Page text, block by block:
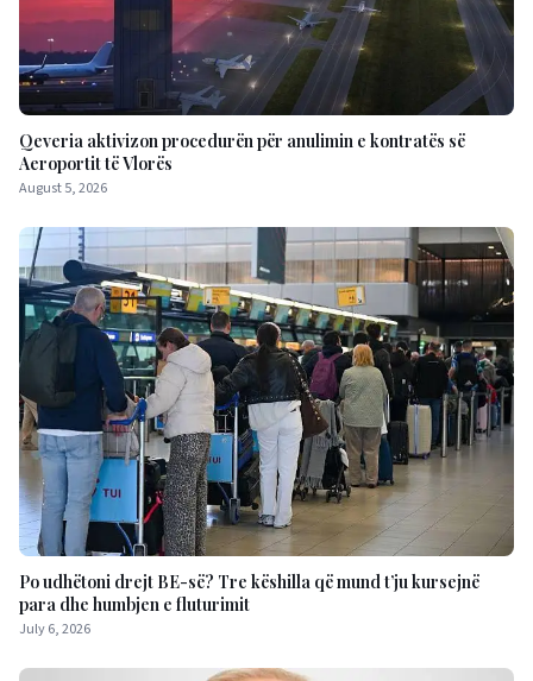
Qeveria aktivizon procedurën për anulimin e kontratës së
Aeroportit të Vlorës
August 5, 2026
Po udhëtoni drejt BE-së? Tre këshilla që mund t’ju kursejnë
para dhe humbjen e fluturimit
July 6, 2026